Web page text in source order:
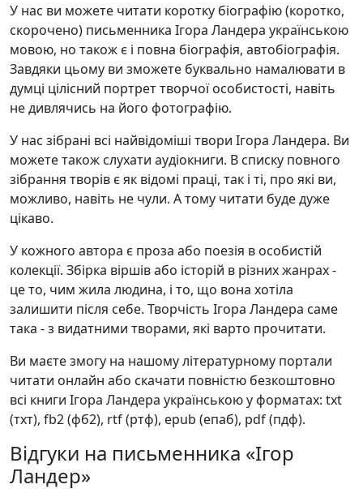
У нас ви можете читати коротку біографію (коротко,
скорочено) письменника Ігора Ландера українською
мовою, но також є і повна біографія, автобіографія.
Завдяки цьому ви зможете буквально намалювати в
думці цілісний портрет творчої особистості, навіть
не дивлячись на його фотографію.
У нас зібрані всі найвідоміші твори Ігора Ландера. Ви
можете також слухати аудіокниги. В списку повного
зібрання творів є як відомі праці, так і ті, про які ви,
можливо, навіть не чули. А тому читати буде дуже
цікаво.
У кожного автора є проза або поезія в особистій
колекції. Збірка віршів або історій в різних жанрах -
це то, чим жила людина, і то, що вона хотіла
залишити після себе. Творчість Ігора Ландера саме
така - з видатними творами, які варто прочитати.
Ви маєте змогу на нашому літературному портали
читати онлайн або скачати повністю безкоштовно
всі книги Ігора Ландера українською у форматах: txt
(тхт), fb2 (фб2), rtf (ртф), epub (епаб), pdf (пдф).
Відгуки на письменника «Ігор
Ландер»